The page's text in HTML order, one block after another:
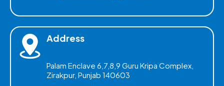
Address
Palam Enclave 6,7,8,9 Guru Kripa Complex,
Zirakpur, Punjab 140603